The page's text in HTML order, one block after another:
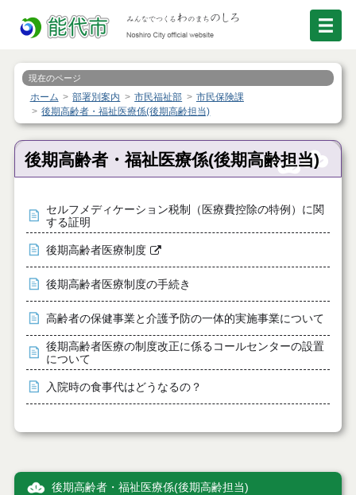
現在のページ
ホーム 部署別案内 市民福祉部
市民保険課
後期高齢者・福祉医療係(後期高齢担当)
後期高齢者・福祉医療係(後期高齢担当)
セルフメディケーション税制（医療費控除の特例）に関
する証明
後期高齢者医療制度
後期高齢者医療制度の手続き
高齢者の保健事業と介護予防の一体的実施事業について
後期高齢者医療の制度改正に係るコールセンターの設置
について
入院時の食事代はどうなるの？
後期高齢者・福祉医療係(後期高齢担当)